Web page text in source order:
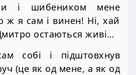
і шибеником мене
ж я сам і винен! Ні, хай
остаються живі…
собі і підштовхнув
(це як од мене, а як од